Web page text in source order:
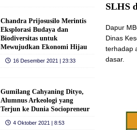
SLHS
Dapur
Dinas
terhadap
dasar.
Chandra Prijosusilo Merintis
Eksplorasi Budaya dan
Biodiversitas untuk
Mewujudkan Ekonomi Hijau
16 Desember 2021 | 23:33
Gumilang Cahyaning Dityo,
Alumnus Arkeologi yang
Terjun ke Dunia Sociopreneur
4 Oktober 2021 | 8:53